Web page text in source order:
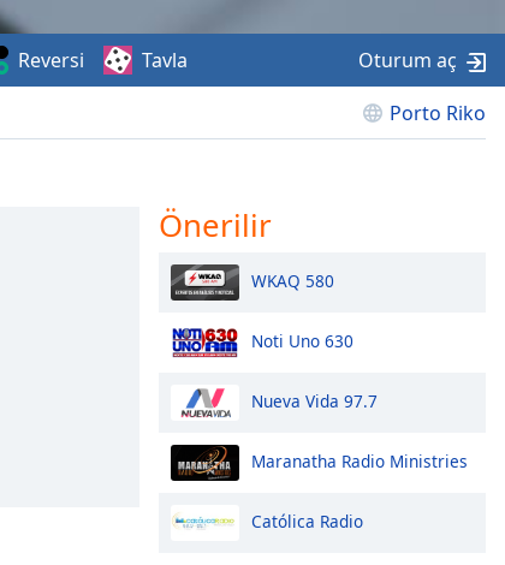
Porto Riko
Reversi Tavla Oturum aç
Önerilir
WKAQ 580
Noti Uno 630
Nueva Vida 97.7
Maranatha Radio Ministries
Católica Radio